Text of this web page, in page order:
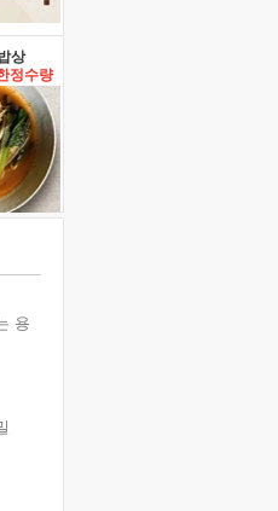
상
정수량
용